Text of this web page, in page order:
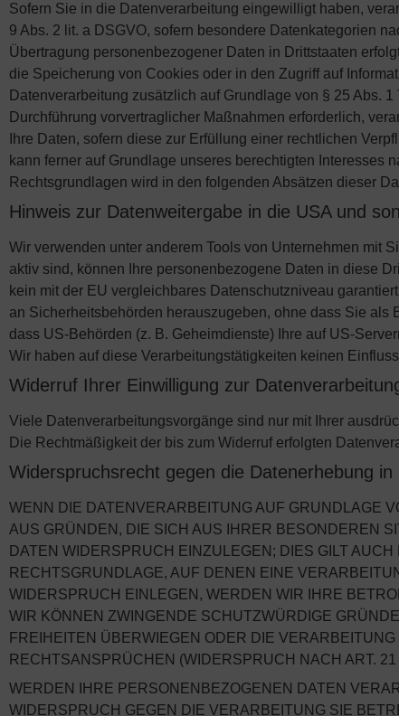
Sofern Sie in die Datenverarbeitung eingewilligt haben,
9 Abs. 2 lit. a DSGVO, sofern besondere Datenkategorien
Übertragung personenbezogener Daten in Drittstaaten
die Speicherung von Cookies oder in den Zugriff auf
Datenverarbeitung zusätzlich auf Grundlage von § 25 Abs.
Durchführung vorvertraglicher Maßnahmen erforderlich,
Ihre Daten, sofern diese zur Erfüllung einer rechtlichen
kann ferner auf Grundlage unseres berechtigten Interesses
Rechtsgrundlagen wird in den folgenden Absätzen dieser
Hinweis zur Datenweitergabe in die USA und
Wir verwenden unter anderem Tools von Unternehmen mit
aktiv sind, können Ihre personenbezogene Daten in diese
kein mit der EU vergleichbares Datenschutzniveau
an Sicherheitsbehörden herauszugeben, ohne dass Sie
dass US-Behörden (z. B. Geheimdienste) Ihre auf US-
Wir haben auf diese Verarbeitungstätigkeiten keinen
Widerruf Ihrer Einwilligung zur
Viele Datenverarbeitungsvorgänge sind nur mit Ihrer
Die Rechtmäßigkeit der bis zum Widerruf erfolgten
Widerspruchsrecht gegen die Datenerhebung
WENN DIE DATENVERARBEITUNG AUF GRUNDLAGE
AUS GRÜNDEN, DIE SICH AUS IHRER BESONDEREN
DATEN WIDERSPRUCH EINZULEGEN; DIES GILT
RECHTSGRUNDLAGE, AUF DENEN EINE
WIDERSPRUCH EINLEGEN, WERDEN WIR IHRE
WIR KÖNNEN ZWINGENDE SCHUTZWÜRDIGE
FREIHEITEN ÜBERWIEGEN ODER DIE
RECHTSANSPRÜCHEN (WIDERSPRUCH NACH ART. 21
WERDEN IHRE PERSONENBEZOGENEN DATEN
WIDERSPRUCH GEGEN DIE VERARBEITUNG SIE